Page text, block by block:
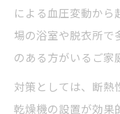
による血圧変動から
場の浴室や脱衣所で
のある方がいるご家
対策としては、断熱
乾燥機の設置が効果